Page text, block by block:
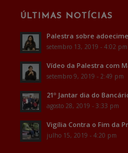
ÚLTIMAS NOTÍCIAS
Palestra sobre
setembro 13, 2019 - 4:02 pm
Vídeo da Palestra com
setembro 9, 2019 - 2:49 pm
21º Jantar dia do
agosto 28, 2019 - 3:33 pm
Vigília Contra o Fim da
julho 15, 2019 - 4:20 pm